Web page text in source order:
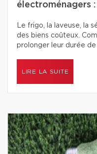
électroménagers
Le frigo, la laveuse, la
des biens coûteux.
prolonger leur durée de
LIRE LA SUITE